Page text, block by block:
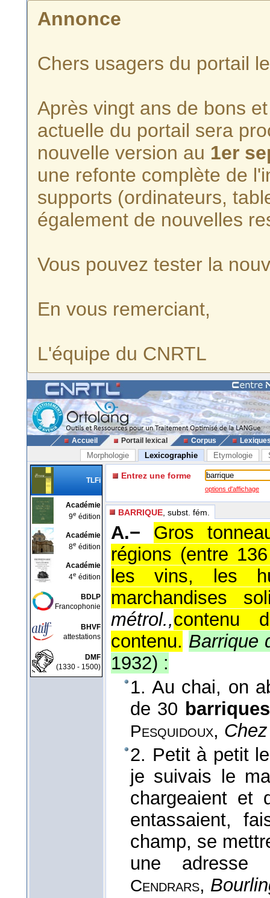
Annonce
Chers usagers du portail
Après vingt ans de bons
actuelle du portail sera
nouvelle version au 1er
une refonte complète de
supports (ordinateurs,
également de nouvelles
Vous pouvez tester la
En vous remerciant,
L'équipe du CNRTL
Accueil Portail lexical Corpus
Morphologie Lexicographie Etymologie
TLFi
Académie
9e édition
Académie
8e édition
Académie
4e édition
BDLP
Francophonie
BHVF
attestations
DMF
(1330 - 1500)
Entrez une forme
options d'affichage
BARRIQUE , subst. fém.
A.−
Gros
régions (entre
les vins, les
marchandises
métrol.,contenu
contenu. Barrique
1932) :
1. Au chai, on
de 30 barriques
Pesquidoux,
2. Petit à petit
je suivais le
chargeaient et
entassaient,
champ, se
une adresse
Cendrars,